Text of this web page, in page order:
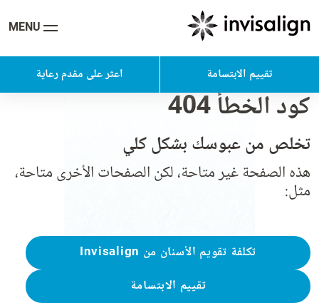
MENU
تقييم الابتسامة اعثر على مقدم رعاية
كود الخطأ 404
تخلص من عبوسك بشكل كلي
هذه الصفحة غير متاحة، لكن الصفحات الأخرى متاحة،
مثل:
تكلفة تقويم الأسنان من Invisalign
تقييم الابتسامة